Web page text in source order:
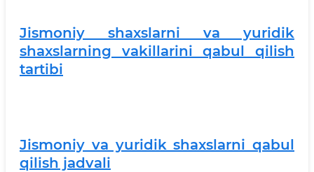
Jismoniy shaxslarni va yuridik
shaxslarning vakillarini qabul qilish
tartibi
Jismoniy va yuridik shaxslarni qabul
qilish jadvali